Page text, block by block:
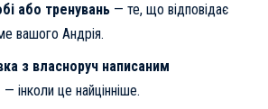
або тренувань— те, що відповідає
вашого Андрія.
з власноруч написаним
— інколи це найцінніше.